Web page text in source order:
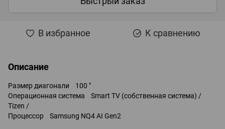
В избранное К сравнению
Описание
Размер диагонали 100 "
Операционная система Smart TV (собственная система) /
Tizen /
Процессор Samsung NQ4 AI Gen2